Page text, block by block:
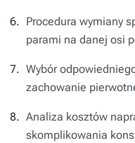
Procedura wymiany
parami na danej osi
Wybór
zachowanie
Analiza kosztów
skomplikowania